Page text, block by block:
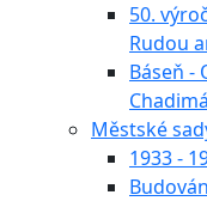
50.
Rudou
Báseň -
Městské
1933 -